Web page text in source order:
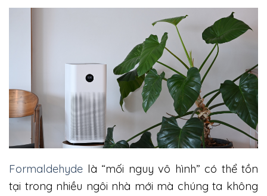
Formaldehyde là “mối nguy vô hình” có thể tồn
tại trong nhiều ngôi nhà mới mà chúng ta không